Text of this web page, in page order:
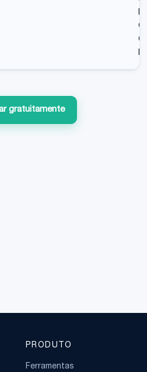
gratuitamente
PRODUTO
Ferramentas